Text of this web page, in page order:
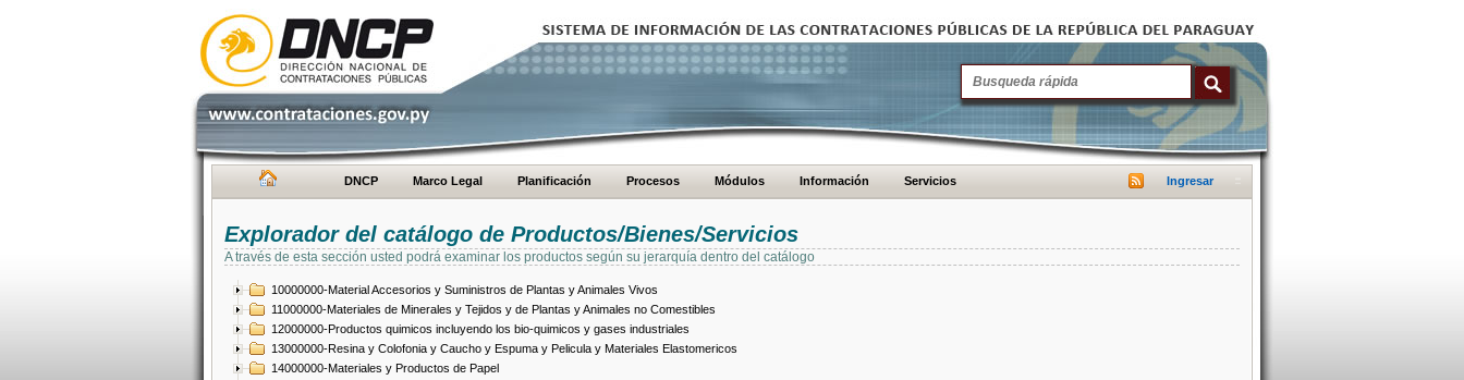
DNCP Marco Legal Planificación Procesos Módulos Información Servicios Ingresar
Explorador del catálogo de Productos/Bienes/Servicios
A través de esta sección usted podrá examinar los productos según su jerarquía dentro del catálogo
10000000-Material Accesorios y Suministros de Plantas y Animales Vivos
11000000-Materiales de Minerales y Tejidos y de Plantas y Animales no Comestibles
12000000-Productos quimicos incluyendo los bio-quimicos y gases industriales
13000000-Resina y Colofonia y Caucho y Espuma y Pelicula y Materiales Elastomericos
14000000-Materiales y Productos de Papel